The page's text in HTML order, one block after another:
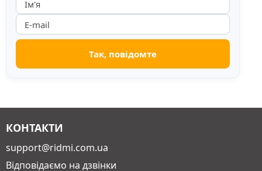
КОНТАКТИ
support@ridmi.com.ua
Відповідаємо на дзвінки